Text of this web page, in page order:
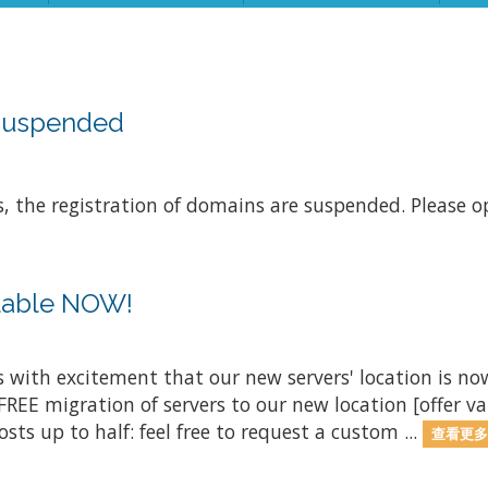
the registration of domains are suspended. Please
NOW!
excitement that our new servers' location is
migration of servers to our new location [offer
up to half: feel free to request a custom ...
查看更